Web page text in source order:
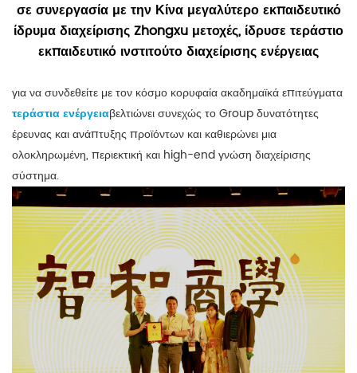
σε συνεργασία με την Κίνα μεγαλύτερο εκπαιδευτικό
ίδρυμα διαχείρισης Zhongxu μετοχές, ίδρυσε τεράστιο
εκπαιδευτικό ινστιτούτο διαχείρισης ενέργειας
για να συνδεθείτε με τον κόσμο κορυφαία ακαδημαϊκά επιτεύγματα
τεράστια ενέργειαβελτιώνει συνεχώς το Group δυνατότητες
έρευνας και ανάπτυξης προϊόντων και καθιερώνει μια
ολοκληρωμένη, περιεκτική και high-end γνώση διαχείρισης
σύστημα.